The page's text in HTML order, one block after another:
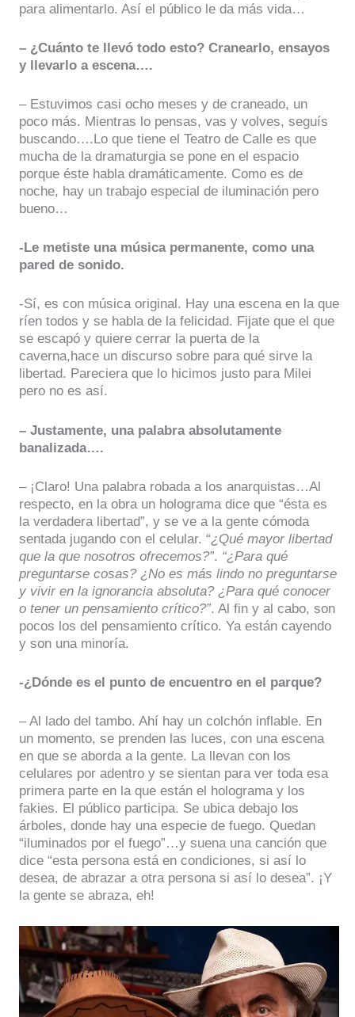
para alimentarlo. Así el público le da más vida…
– ¿Cuánto te llevó todo esto? Cranearlo, ensayos
y llevarlo a escena….
– Estuvimos casi ocho meses y de craneado, un
poco más. Mientras lo pensas, vas y volves, seguís
buscando….Lo que tiene el Teatro de Calle es que
mucha de la dramaturgia se pone en el espacio
porque éste habla dramáticamente. Como es de
noche, hay un trabajo especial de iluminación pero
bueno…
-Le metiste una música permanente, como una
pared de sonido.
-Sí, es con música original. Hay una escena en la que
ríen todos y se habla de la felicidad. Fijate que el que
se escapó y quiere cerrar la puerta de la
caverna,hace un discurso sobre para qué sirve la
libertad. Pareciera que lo hicimos justo para Milei
pero no es así.
– Justamente, una palabra absolutamente
banalizada….
– ¡Claro! Una palabra robada a los anarquistas…Al
respecto, en la obra un holograma dice que “ésta es
la verdadera libertad”, y se ve a la gente cómoda
sentada jugando con el celular. “¿Qué mayor libertad
que la que nosotros ofrecemos?”. “¿Para qué
preguntarse cosas? ¿No es más lindo no preguntarse
y vivir en la ignorancia absoluta? ¿Para qué conocer
o tener un pensamiento crítico?”. Al fin y al cabo, son
pocos los del pensamiento crítico. Ya están cayendo
y son una minoría.
-¿Dónde es el punto de encuentro en el parque?
– Al lado del tambo. Ahí hay un colchón inflable. En
un momento, se prenden las luces, con una escena
en que se aborda a la gente. La llevan con los
celulares por adentro y se sientan para ver toda esa
primera parte en la que están el holograma y los
fakies. El público participa. Se ubica debajo los
árboles, donde hay una especie de fuego. Quedan
“iluminados por el fuego”…y suena una canción que
dice “esta persona está en condiciones, si así lo
desea, de abrazar a otra persona si así lo desea”. ¡Y
la gente se abraza, eh!